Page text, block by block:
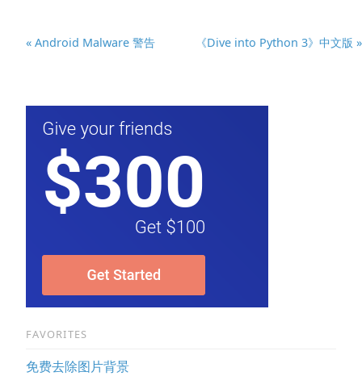
« Android Malware 警告 《Dive into Python 3》中文版 »
FAVORITES
免费去除图片背景